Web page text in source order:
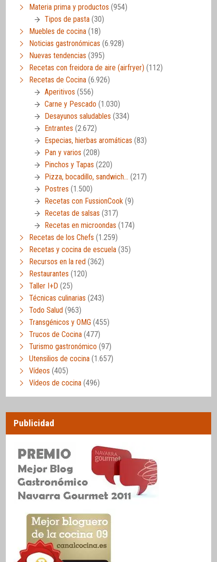
Materia prima y productos (954)
Tipos de pasta (30)
Muebles de cocina (18)
Noticias gastronómicas (6.928)
Nuevas tendencias (395)
Recetas con freidora de aire (airfryer) (112)
Recetas de Cocina (6.926)
Aperitivos (556)
Carne y Pescado (1.030)
Desayunos saludables (334)
Entrantes (2.672)
Especias, hierbas aromáticas (83)
Pan y varios (208)
Pinchos y Tapas (220)
Pizza, bocadillo, sandwich… (217)
Postres (1.500)
Recetas con FussionCook (9)
Recetas de salsas (317)
Recetas en microondas (174)
Recetas de los Chefs (1.259)
Recetas y cocina de escuela (35)
Recursos en la red (362)
Restaurantes (120)
Taller I+D (25)
Técnicas culinarias (243)
Todo Salud (963)
Transgénicos y OMG (455)
Trucos de Cocina (477)
Turismo gastronómico (97)
Utensilios de cocina (1.657)
Vídeos (405)
Vídeos de cocina (496)
Publicidad